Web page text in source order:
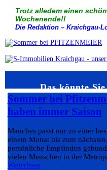
Trotz alledem einen
Wochenende!!
Die Redaktion – Kraichgau-
Das könnte
Sommer bei
haben immer Saison
Manches passt nur zu einer
einem Monat bis zum
persönliche Empfinden
vielen Menschen in der
Weiterlesen